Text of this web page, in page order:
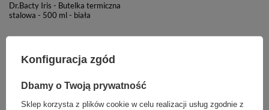
Dr.Bacty Iris - Butelka termiczna
stalowa - 500 ml - biała
Konfiguracja zgód
Dbamy o Twoją prywatność
Sklep korzysta z plików cookie w celu realizacji usług zgodnie z